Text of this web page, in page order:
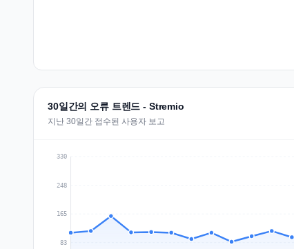
30일간의 오류 트렌드 - Stremio
지난 30일간 접수된 사용자 보고
83
165
248
330